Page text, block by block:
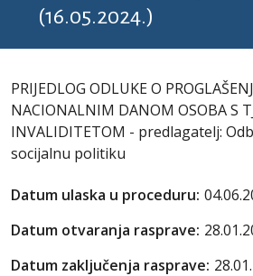
(16.05.2024.)
PRIJEDLOG ODLUKE O
NACIONALNIM DANOM OSOBA S
INVALIDITETOM - predlagatelj:
socijalnu politiku
Datum ulaska u proceduru:
Datum otvaranja rasprave:
Datum zaključenja rasprave: